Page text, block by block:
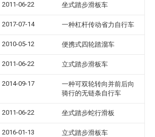
2011-06-22 坐式踏步滑板车
2017-07-14 一种杠杆传动省力自行车
2010-05-12 便携式四轮踏溜车
2011-06-22 立式踏步滑板车
2014-09-17
一种可双轮转向并前后向
骑行的无链条自行车
2011-06-22 坐式踏步蛇行滑板
2016-01-13 立式踏步滑板车